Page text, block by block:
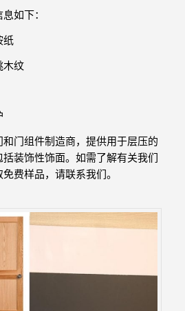
如下：
纸
木纹
门组件制造商，提供用于层压的
装饰性饰面。如需了解有关我们
费样品，请联系我们。